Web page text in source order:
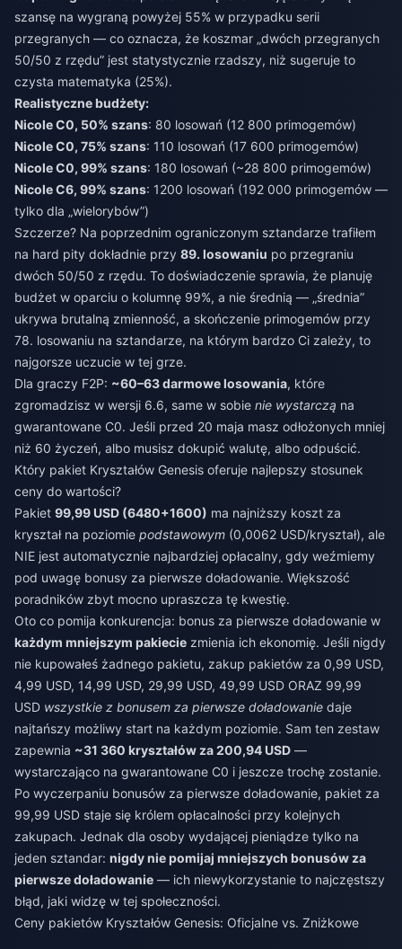
szansę na wygraną powyżej 55% w przypadku serii
przegranych — co oznacza, że koszmar „dwóch przegranych
50/50 z rzędu” jest statystycznie rzadszy, niż sugeruje to
czysta matematyka (25%).
Realistyczne budżety:
Nicole C0, 50% szans: 80 losowań (12 800 primogemów)
Nicole C0, 75% szans: 110 losowań (17 600 primogemów)
Nicole C0, 99% szans: 180 losowań (~28 800 primogemów)
Nicole C6, 99% szans: 1200 losowań (192 000 primogemów —
tylko dla „wielorybów”)
Szczerze? Na poprzednim ograniczonym sztandarze trafiłem
na hard pity dokładnie przy 89. losowaniu po przegraniu
dwóch 50/50 z rzędu. To doświadczenie sprawia, że planuję
budżet w oparciu o kolumnę 99%, a nie średnią — „średnia”
ukrywa brutalną zmienność, a skończenie primogemów przy
78. losowaniu na sztandarze, na którym bardzo Ci zależy, to
najgorsze uczucie w tej grze.
Dla graczy F2P: ~60–63 darmowe losowania, które
zgromadzisz w wersji 6.6, same w sobie nie wystarczą na
gwarantowane C0. Jeśli przed 20 maja masz odłożonych mniej
niż 60 życzeń, albo musisz dokupić walutę, albo odpuścić.
Który pakiet Kryształów Genesis oferuje najlepszy stosunek
ceny do wartości?
Pakiet 99,99 USD (6480+1600) ma najniższy koszt za
kryształ na poziomie podstawowym (0,0062 USD/kryształ), ale
NIE jest automatycznie najbardziej opłacalny, gdy weźmiemy
pod uwagę bonusy za pierwsze doładowanie. Większość
poradników zbyt mocno upraszcza tę kwestię.
Oto co pomija konkurencja: bonus za pierwsze doładowanie w
każdym mniejszym pakiecie zmienia ich ekonomię. Jeśli nigdy
nie kupowałeś żadnego pakietu, zakup pakietów za 0,99 USD,
4,99 USD, 14,99 USD, 29,99 USD, 49,99 USD ORAZ 99,99
USD wszystkie z bonusem za pierwsze doładowanie daje
najtańszy możliwy start na każdym poziomie. Sam ten zestaw
zapewnia ~31 360 kryształów za 200,94 USD —
wystarczająco na gwarantowane C0 i jeszcze trochę zostanie.
Po wyczerpaniu bonusów za pierwsze doładowanie, pakiet za
99,99 USD staje się królem opłacalności przy kolejnych
zakupach. Jednak dla osoby wydającej pieniądze tylko na
jeden sztandar: nigdy nie pomijaj mniejszych bonusów za
pierwsze doładowanie — ich niewykorzystanie to najczęstszy
błąd, jaki widzę w tej społeczności.
Ceny pakietów Kryształów Genesis: Oficjalne vs. Zniżkowe